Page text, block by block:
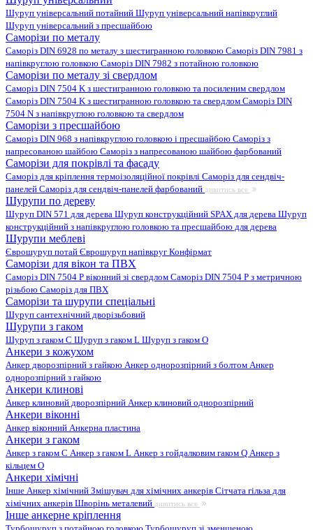
Шуруп універсальний потайний Шуруп універсальний напівкруглий
Шуруп універсальний з пресшайбою
Саморізи по металу
Саморіз DIN 6928 по металу з шестигранною головкою Саморіз DIN 7981 з
напівкруглою головкою Саморіз DIN 7982 з потайною головкою
Саморізи по металу зі свердлом
Саморіз DIN 7504 K з шестигранною головкою та посиленим свердлом
Саморіз DIN 7504 K з шестигранною головкою та свердлом Саморіз DIN
7504 N з напівкруглою головкою та свердлом
Саморізи з пресшайбою
Саморіз DIN 968 з напівкруглою головкою і пресшайбою Саморіз з
напресованою шайбою Саморіз з напресованою шайбою фарбований
Саморізи для покрівлі та фасаду
Саморіз для кріплення термоізоляційної покрівлі Саморіз для сендвіч-
панелей Саморіз для сендвіч-панелей фарбований дивитись все
Шурупи по дереву
Шуруп DIN 571 для дерева Шуруп конструкційний SPAX для дерева Шуруп
конструкційний з напівкруглою головкою та пресшайбою для дерева
Шурупи меблеві
Єврошуруп потай Єврошуруп напівкруг Конфірмат
Саморізи для вікон та ПВХ
Саморіз DIN 7504 P віконний зі свердлом Саморіз DIN 7504 P з метричною
різьбою Саморіз для ПВХ
Саморізи та шурупи спеціальні
Шуруп сантехнічний дворізьбовий
Шурупи з гаком
Шуруп з гаком C Шуруп з гаком L Шуруп з гаком O
Анкери з кожухом
Анкер дворозпірний з гайкою Анкер однорозпірний з болтом Анкер
однорозпірний з гайкою
Анкери клинові
Анкер клиновий дворозпірний Анкер клиновий однорозпірний
Анкери віконні
Анкер віконний Анкерна пластина
Анкери з гаком
Анкер з гаком C Анкер з гаком L Анкер з гойдалковим гаком Q Анкер з
кільцем O
Анкери хімічні
Інше Анкер хімічний Змішувач для хімічних анкерів Сітчата гільза для
хімічних анкерів Шворінь металевий дивитись все
Інше анкерне кріплення